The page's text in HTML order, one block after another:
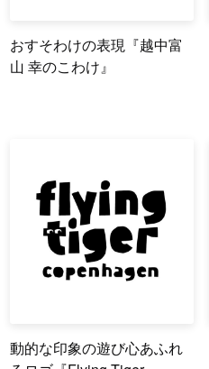
おすそわけの表現『越中富
山 幸のこわけ』
動的な印象の遊び心あふれ